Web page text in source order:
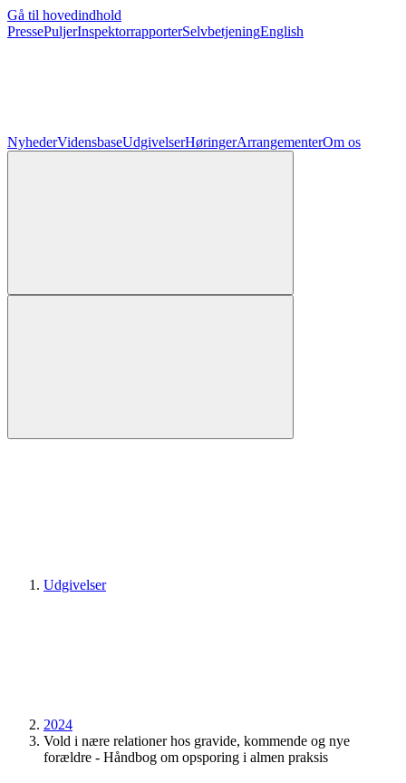
Gå til hovedindhold
PressePuljerInspektorrapporterSelvbetjeningEnglish
NyhederVidensbaseUdgivelserHøringerArrangementerOm os
Udgivelser
2024
Vold i nære relationer hos gravide, kommende og nye
forældre - Håndbog om opsporing i almen praksis